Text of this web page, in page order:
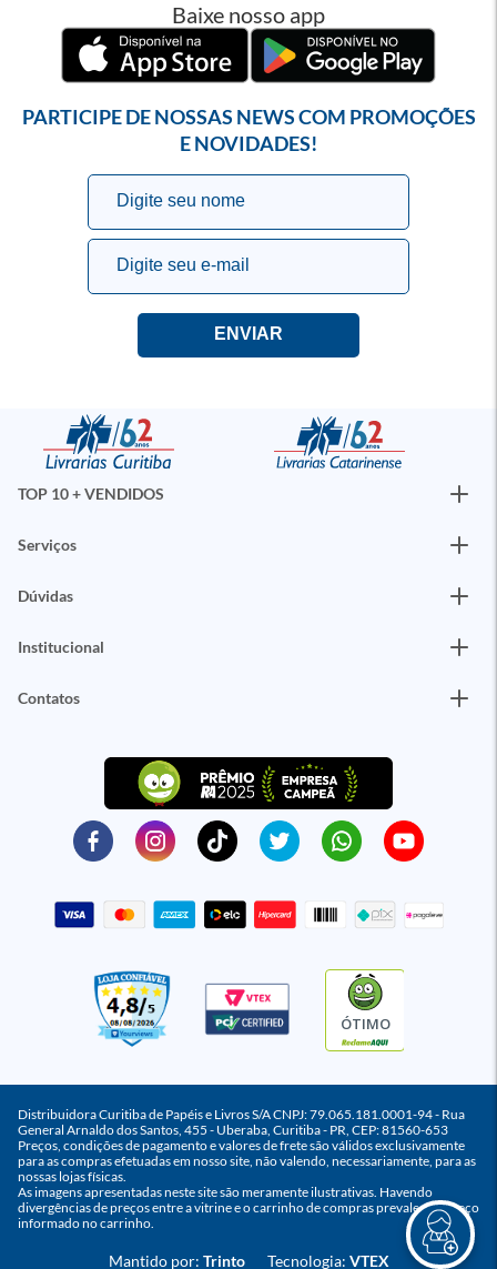
Baixe nosso app
PARTICIPE DE NOSSAS NEWS COM PROMOÇÕES
E NOVIDADES!
TOP 10 + VENDIDOS
Serviços
Dúvidas
Institucional
Contatos
ÓTIMO
Distribuidora Curitiba de Papéis e Livros S/A CNPJ: 79.065.181.0001-94 - Rua
General Arnaldo dos Santos, 455 - Uberaba, Curitiba - PR, CEP: 81560-653
Preços, condições de pagamento e valores de frete são válidos exclusivamente
para as compras efetuadas em nosso site, não valendo, necessariamente, para as
nossas lojas físicas.
As imagens apresentadas neste site são meramente ilustrativas. Havendo
divergências de preços entre a vitrine e o carrinho de compras prevalece o preço
informado no carrinho.
Mantido por: Trinto Tecnologia: VTEX